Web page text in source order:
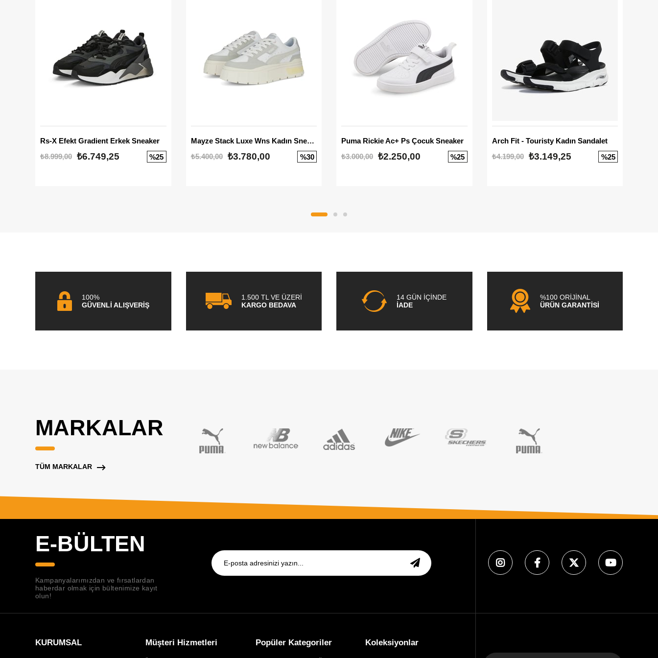
Rs-X Efekt Gradient Erkek Sneaker
₺8.999,00 ₺6.749,25 %25
Mayze Stack Luxe Wns Kadın Sneaker
₺5.400,00
₺3.780,00 %30
Puma Rickie Ac+ Ps Çocuk Sneaker
₺3.000,00 ₺2.250,00 %25
Arch Fit - Touristy Kadın Sandalet
₺4.199,00
₺3.149,25 %25
100%
GÜVENLİ ALIŞVERİŞ
1.500 TL VE ÜZERİ
KARGO BEDAVA
14 GÜN İÇİNDE
İADE
%100 ORİJİNAL
ÜRÜN GARANTİSİ
MARKALAR
TÜM MARKALAR
E-BÜLTEN
Kampanyalarımızdan ve fırsatlardan
haberdar olmak için bültenimize kayıt
olun!
KURUMSAL Müşteri Hizmetleri Popüler Kategoriler Koleksiyonlar